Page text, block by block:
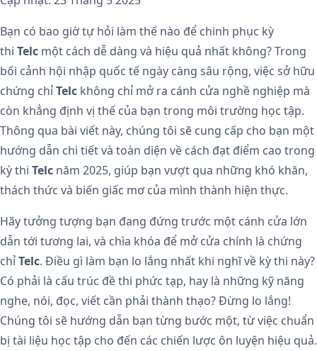
Bạn có bao giờ tự hỏi làm thế nào để chinh phục kỳ
thi Telc một cách dễ dàng và hiệu quả nhất không? Trong
bối cảnh hội nhập quốc tế ngày càng sâu rộng, việc sở hữu
chứng chỉTelc không chỉ mở ra cánh cửa nghề nghiệp mà
còn khẳng định vị thế của bạn trong môi trường học tập.
Thông qua bài viết này, chúng tôi sẽ cung cấp cho bạn một
hướng dẫn chi tiết và toàn diện về cách đạt điểm cao trong
kỳ thi Telc năm 2025, giúp bạn vượt qua những khó khăn,
thách thức và biến giấc mơ của mình thành hiện thực.
Hãy tưởng tượng bạn đang đứng trước một cánh cửa lớn
dẫn tới tương lai, và chìa khóa để mở cửa chính là chứng
chỉTelc. Điều gì làm bạn lo lắng nhất khi nghĩ về kỳ thi này?
Có phải là cấu trúc đề thi phức tạp, hay là những kỹ năng
nghe, nói, đọc, viết cần phải thành thạo? Đừng lo lắng!
Chúng tôi sẽ hướng dẫn bạn từng bước một, từ việc chuẩn
bị tài liệu học tập cho đến các chiến lược ôn luyện hiệu quả.